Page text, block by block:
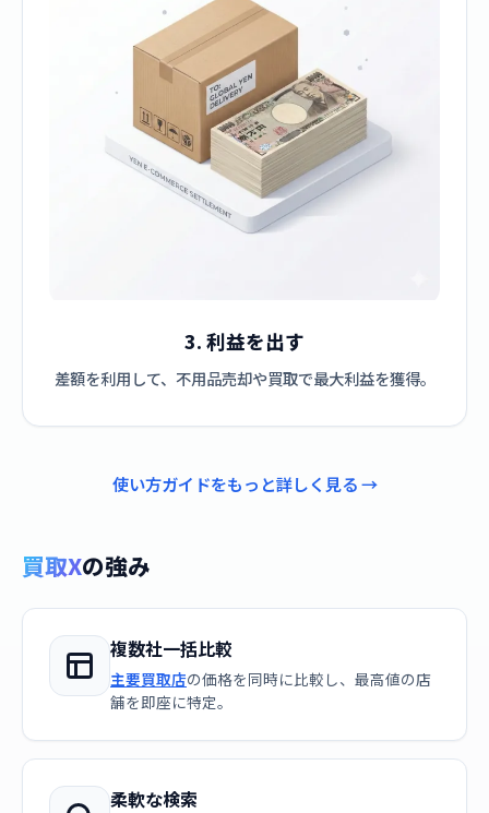
3. 利益を出す
差額を利用して、不用品売却や買取で最大利益を獲得。
使い方ガイドをもっと詳しく見る →
買取Xの強み
複数社一括比較
主要買取店の価格を同時に比較し、最高値の店
舗を即座に特定。
柔軟な検索